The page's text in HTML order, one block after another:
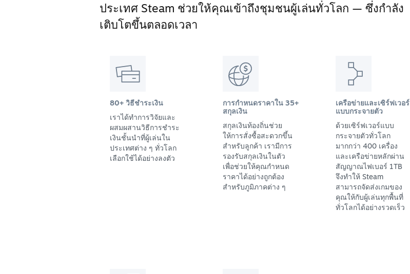
ประเทศ Steam ช่วยให้คุณเข้าถึงชุมชนผู้เล่นทั่วโลก — ซึ่งกำลัง
เติบโตขึ้นตลอดเวลา
80+ วิธีชำระเงิน
เราได้ทำการวิจัยและ
ผสมผสานวิธีการชำระ
เงินชั้นนำที่ผู้เล่นใน
ประเทศต่าง ๆ ทั่วโลก
เลือกใช้ได้อย่างลงตัว
การกำหนดราคาใน 35+
สกุลเงิน
สกุลเงินท้องถิ่นช่วย
ให้การสั่งซื้อสะดวกขึ้น
สำหรับลูกค้า เรามีการ
รองรับสกุลเงินในตัว
เพื่อช่วยให้คุณกำหนด
ราคาได้อย่างถูกต้อง
สำหรับภูมิภาคต่าง ๆ
เครือข่ายและเซิร์ฟเวอร์
แบบกระจายตัว
ด้วยเซิร์ฟเวอร์แบบ
กระจายตัวทั่วโลก
มากกว่า 400 เครื่อง
และเครือข่ายหลักผ่าน
สัญญาณไฟเบอร์ 1TB
จึงทำให้ Steam
สามารถจัดส่งเกมของ
คุณให้กับผู้เล่นทุกพื้นที่
ทั่วโลกได้อย่างรวดเร็ว